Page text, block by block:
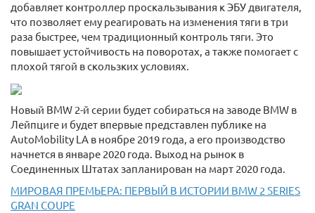
добавляет контроллер проскальзывания к ЭБУ двигателя,
что позволяет ему реагировать на изменения тяги в три
раза быстрее, чем традиционный контроль тяги. Это
повышает устойчивость на поворотах, а также помогает с
плохой тягой в скользких условиях.
Новый BMW 2-й серии будет собираться на заводе BMW в
Лейпциге и будет впервые представлен публике на
AutoMobility LA в ноябре 2019 года, а его производство
начнется в январе 2020 года. Выход на рынок в
Соединенных Штатах запланирован на март 2020 года.
МИРОВАЯ ПРЕМЬЕРА: ПЕРВЫЙ В ИСТОРИИ BMW 2 SERIES
GRAN COUPE